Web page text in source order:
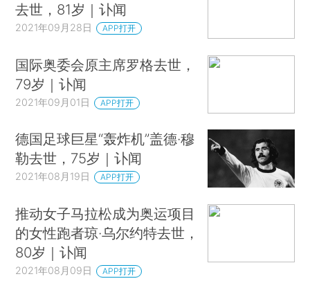
去世，81岁｜讣闻
2021年09月28日 APP打开
国际奥委会原主席罗格去世，
79岁｜讣闻
2021年09月01日 APP打开
德国足球巨星“轰炸机”盖德·穆
勒去世，75岁｜讣闻
2021年08月19日 APP打开
推动女子马拉松成为奥运项目
的女性跑者琼·乌尔约特去世，
80岁｜讣闻
2021年08月09日 APP打开